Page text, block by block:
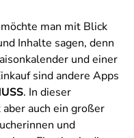
man mit Blick
Inhalte sagen, denn
und einer
sind andere Apps
. In dieser
auch ein großer
und